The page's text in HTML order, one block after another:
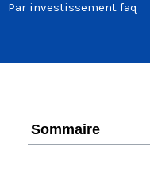
Par investissement faq
Sommaire